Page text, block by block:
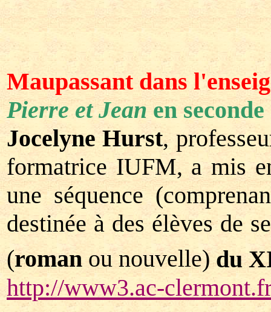
Maupassant dans
Pierre et Jeanen seconde
Jocelyne Hurst,
formatrice IUFM, a mis
une séquence
destinée à des élèves de
(roman ou nouvelle)du
http://www3.ac-